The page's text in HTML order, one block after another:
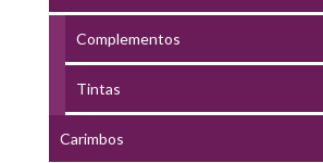
Complementos
Tintas
Carimbos